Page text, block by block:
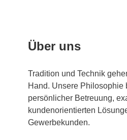
Über uns
Tradition und Technik
Hand. Unsere Philosophie
persönlicher Betreuung,
kundenorientierten
Gewerbekunden.